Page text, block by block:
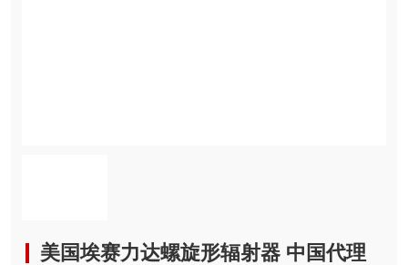
美国埃赛力达螺旋形辐射器 中国代理